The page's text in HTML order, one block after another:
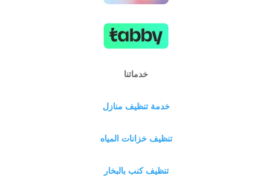
خدماتنا
خدمة تنظيف منازل
تنظيف خزانات المياه
تنظيف كنب بالبخار